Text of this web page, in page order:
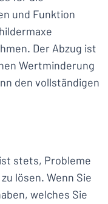
und Funktion
Der Abzug ist
Wertminderung
den vollständigen
stets, Probleme
lösen. Wenn Sie
welches Sie